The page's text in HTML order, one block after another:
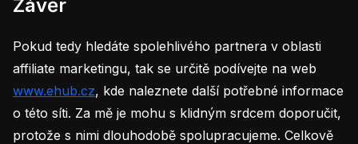
Závěr
Pokud tedy hledáte spolehlivého partnera v oblasti
affiliate marketingu, tak se určitě podívejte na web
www.ehub.cz, kde naleznete další potřebné informace
o této síti. Za mě je mohu s klidným srdcem doporučit,
protože s nimi dlouhodobě spolupracujeme. Celkově